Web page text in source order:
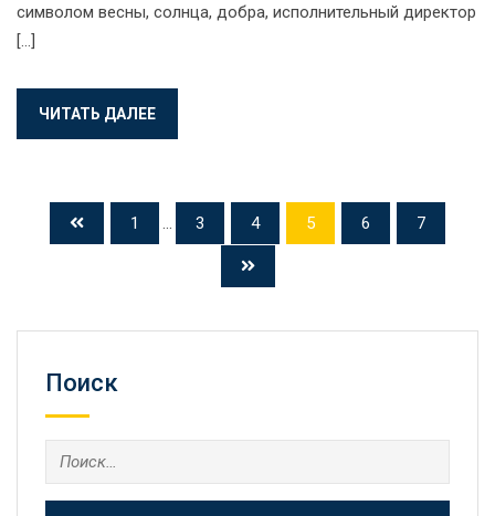
символом весны, солнца, добра, исполнительный директор
[…]
ЧИТАТЬ ДАЛЕЕ
1 ... 3 4 5 6 7
Поиск
Найти: